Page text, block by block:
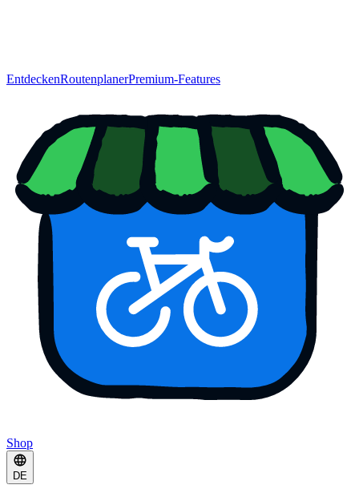
EntdeckenRoutenplanerPremium-Features
Shop
DE